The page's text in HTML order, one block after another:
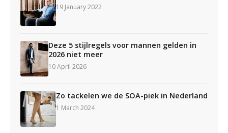
19 January 2022
Deze 5 stijlregels voor mannen gelden in
2026 niet meer
10 April 2026
Zo tackelen we de SOA-piek in Nederland
1 March 2024